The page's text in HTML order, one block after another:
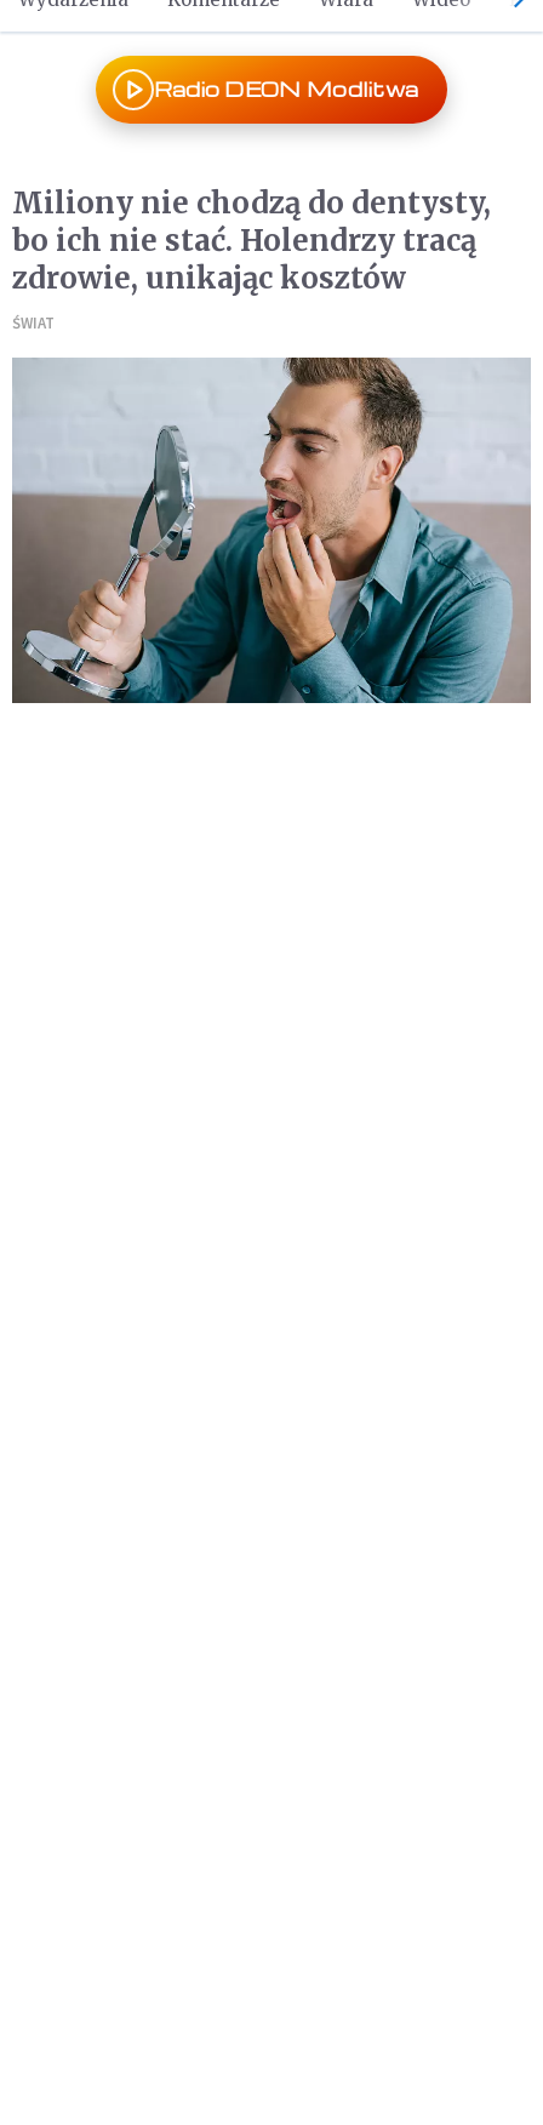
Radio DEON Modlitwa
Miliony nie chodzą do dentysty,
bo ich nie stać. Holendrzy tracą
zdrowie, unikając kosztów
ŚWIAT